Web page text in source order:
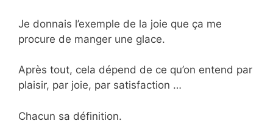
Je donnais l’exemple de la joie que ça me
procure de manger une glace.
Après tout, cela dépend de ce qu’on entend par
plaisir, par joie, par satisfaction …
Chacun sa définition.